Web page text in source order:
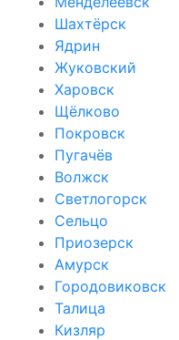
Шахтёрск
Ядрин
Жуковский
Харовск
Щёлково
Покровск
Пугачёв
Волжск
Светлогорск
Сельцо
Приозерск
Амурск
Городовиковск
Талица
Кизляр